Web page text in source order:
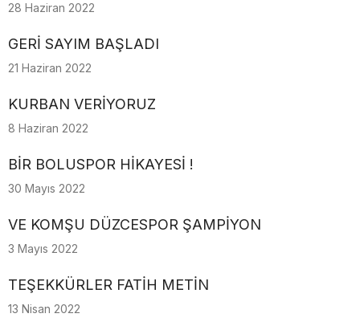
28 Haziran 2022
GERİ SAYIM BAŞLADI
21 Haziran 2022
KURBAN VERİYORUZ
8 Haziran 2022
BİR BOLUSPOR HİKAYESİ !
30 Mayıs 2022
VE KOMŞU DÜZCESPOR ŞAMPİYON
3 Mayıs 2022
TEŞEKKÜRLER FATİH METİN
13 Nisan 2022